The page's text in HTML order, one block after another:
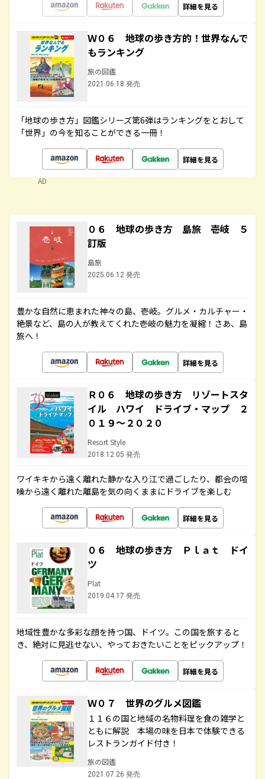
詳細を見る
Ｗ０６ 地球の歩き方的！世界なんで
もランキング
旅の図鑑
2021.06.18 発売
「地球の歩き方」図鑑シリーズ第6弾はランキングをとおして
「世界」の今を知ることができる一冊！
詳細を見る
AD
０６ 地球の歩き方 島旅 壱岐 ５
訂版
島旅
2025.06.12 発売
豊かな自然に恵まれた神々の島、壱岐。グルメ・カルチャー・
絶景など、島の人が教えてくれた壱岐の魅力を凝縮！さあ、島
旅へ！
詳細を見る
Ｒ０６ 地球の歩き方 リゾートスタ
イル ハワイ ドライブ・マップ ２
０１９～２０２０
Resort Style
2018.12.05 発売
ワイキキから遠く離れた静かな入り江で過ごしたり、都会の喧
噪から遠く離れた離島を気の向くままにドライブを楽しむ
詳細を見る
０６ 地球の歩き方 Ｐｌａｔ ドイ
ツ
Plat
2019.04.17 発売
地域性豊かな多彩な顔を持つ国、ドイツ。この国を旅すると
き、絶対に見逃せない、やっておきたいことをピックアップ！
詳細を見る
Ｗ０７ 世界のグルメ図鑑
１１６の国と地域の名物料理を食の雑学と
ともに解説 本場の味を日本で体験できる
レストランガイド付き！
旅の図鑑
2021.07.26 発売